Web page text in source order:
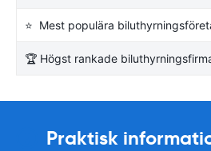
⭐ Mest populära
🏆 Högst rankade
Praktisk